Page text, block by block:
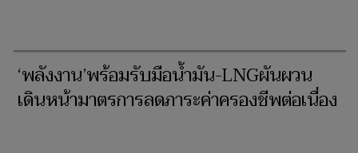
‘พลังงาน’พร้อมรับมือน้ำมัน-LNGผันผวน
เดินหน้ามาตรการลดภาระค่าครองชีพต่อเนื่อง